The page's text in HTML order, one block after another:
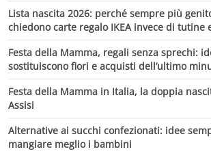
Lista nascita 2026: perché sempre più
chiedono carte regalo IKEA invece di tutine
Festa della Mamma, regali senza sprechi:
sostituiscono fiori e acquisti dell’ultimo
Festa della Mamma in Italia, la doppia
Assisi
Alternative ai succhi confezionati: idee
mangiare meglio i bambini